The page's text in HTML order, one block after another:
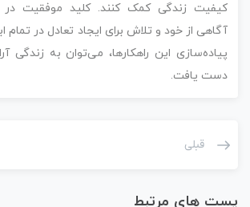
کیفیت زندگی کمک کنند. کلید موفقیت در
آگاهی از خود و تلاش برای ایجاد تعادل در تمام
پیاده‌سازی این راهکارها، می‌توان به زندگی
دست یافت.
قبلی
پست های مرتبط